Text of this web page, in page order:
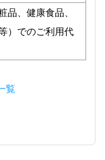
品、健康食品、
）でのご利用代
覧